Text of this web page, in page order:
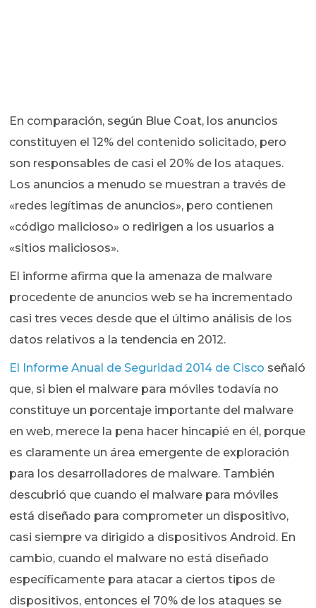
En comparación, según Blue Coat, los anuncios
constituyen el 12% del contenido solicitado, pero
son responsables de casi el 20% de los ataques.
Los anuncios a menudo se muestran a través de
«redes legítimas de anuncios», pero contienen
«código malicioso» o redirigen a los usuarios a
«sitios maliciosos».
El informe afirma que la amenaza de malware
procedente de anuncios web se ha incrementado
casi tres veces desde que el último análisis de los
datos relativos a la tendencia en 2012.
El Informe Anual de Seguridad 2014 de Cisco señaló
que, si bien el malware para móviles todavía no
constituye un porcentaje importante del malware
en web, merece la pena hacer hincapié en él, porque
es claramente un área emergente de exploración
para los desarrolladores de malware. También
descubrió que cuando el malware para móviles
está diseñado para comprometer un dispositivo,
casi siempre va dirigido a dispositivos Android. En
cambio, cuando el malware no está diseñado
específicamente para atacar a ciertos tipos de
dispositivos, entonces el 70% de los ataques se